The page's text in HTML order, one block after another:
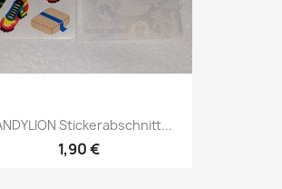
Stickerabschnitt...
1,90 €